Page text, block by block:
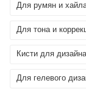
Для румян и
Для тона и
Кисти для
Для гелевого